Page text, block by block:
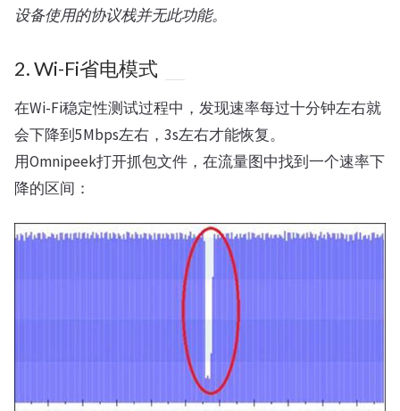
设备使用的协议栈并无此功能。
2. Wi-Fi省电模式
在Wi-Fi稳定性测试过程中，发现速率每过十分钟左右就
会下降到5Mbps左右，3s左右才能恢复。
用Omnipeek打开抓包文件，在流量图中找到一个速率下
降的区间：